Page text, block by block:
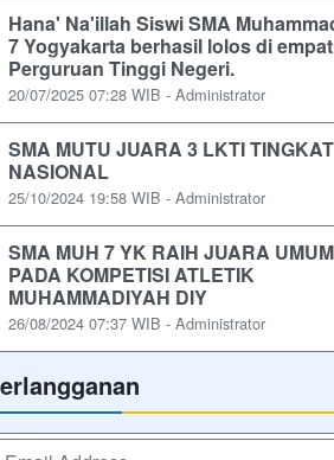
Hana' Na'illah Siswi SMA
7 Yogyakarta berhasil lolos di empat
Perguruan Tinggi Negeri.
20/07/2025 07:28 WIB - Administrator
SMA MUTU JUARA 3 LKTI TINGKAT
NASIONAL
25/10/2024 19:58 WIB - Administrator
SMA MUH 7 YK RAIH JUARA UMUM
PADA KOMPETISI ATLETIK
MUHAMMADIYAH DIY
26/08/2024 07:37 WIB - Administrator